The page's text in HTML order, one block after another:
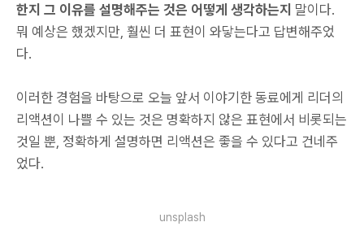
한지 그 이유를 설명해주는 것은 어떻게 생각하는지 말이다.
뭐 예상은 했겠지만, 훨씬 더 표현이 와닿는다고 답변해주었
다.
이러한 경험을 바탕으로 오늘 앞서 이야기한 동료에게 리더의
리액션이 나쁠 수 있는 것은 명확하지 않은 표현에서 비롯되는
것일 뿐, 정확하게 설명하면 리액션은 좋을 수 있다고 건네주
었다.
unsplash